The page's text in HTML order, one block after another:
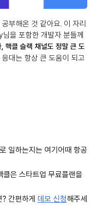
부해온 것 같아요. 이 자리
을 포함한 개발자 분들께
, 핵클 슬랙 채널도 정말 큰 도
대는 항상 큰 도움이 되고
일하는지는 여기어때 항공
클은 스타트업 무료플랜을
간편하게 데모 신청해주세